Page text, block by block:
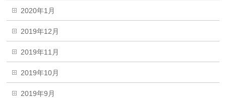
2020年1月
2019年12月
2019年11月
2019年10月
2019年9月